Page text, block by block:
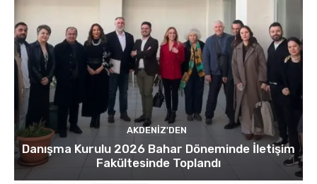
AKDENIZ'DEN
Danışma Kurulu 2026 Bahar Döneminde İletişim
Fakültesinde Toplandı